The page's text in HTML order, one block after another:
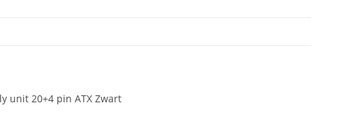
unit 20+4 pin ATX Zwart